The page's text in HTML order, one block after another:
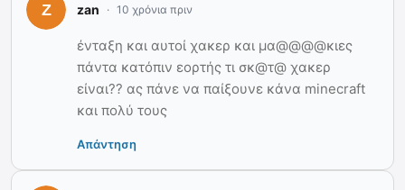
zan 10 χρόνια πριν
ένταξη και αυτοί χακερ και μα@@@@κιες
πάντα κατόπιν εορτής τι σκ@τ@ χακερ
είναι?? ας πάνε να παίξουνε κάνα minecraft
και πολύ τους
Απάντηση